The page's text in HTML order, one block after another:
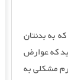
به بدنتان
که عوارض
مشکلی به